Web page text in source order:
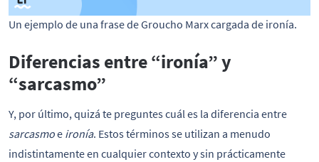
Un ejemplo de una frase de Groucho Marx cargada de ironía.
Diferencias entre “ironía” y
“sarcasmo”
Y, por último, quizá te preguntes cuál es la diferencia entre
sarcasmoe ironía. Estos términos se utilizan a menudo
indistintamente en cualquier contexto y sin prácticamente